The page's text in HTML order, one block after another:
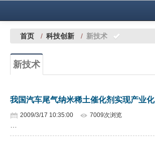
中国有色金属报社主办 广告服务
铜镍铅锌
稀有稀土
首页 / 科技创新 / 新技术
新技术
我国汽车尾气纳米稀土催化剂实现产业化
2009/3/17 10:35:00 7009次浏览